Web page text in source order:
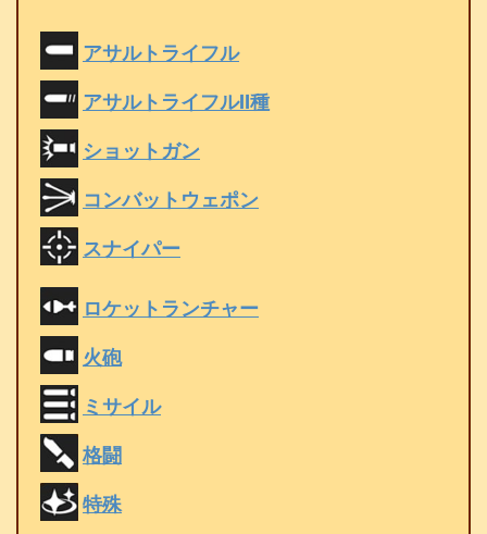
アサルトライフル
アサルトライフルⅡ種
ショットガン
コンバットウェポン
スナイパー
ロケットランチャー
火砲
ミサイル
格闘
特殊